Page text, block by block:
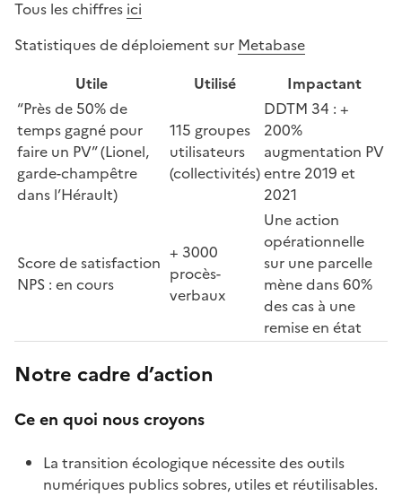
Tous les chiffres ici
Statistiques de déploiement sur Metabase
Utile
Utilisé
Impactant
“Près de 50% de
temps gagné pour
faire un PV” (Lionel,
garde-champêtre
dans l’Hérault)
115 groupes
utilisateurs
(collectivités)
DDTM 34 : +
200%
augmentation PV
entre 2019 et
2021
Score de satisfaction
NPS : en cours
+ 3000
procès-
verbaux
Une action
opérationnelle
sur une parcelle
mène dans 60%
des cas à une
remise en état
Notre cadre d’action
Ce en quoi nous croyons
La transition écologique nécessite des outils
numériques publics sobres, utiles et réutilisables.